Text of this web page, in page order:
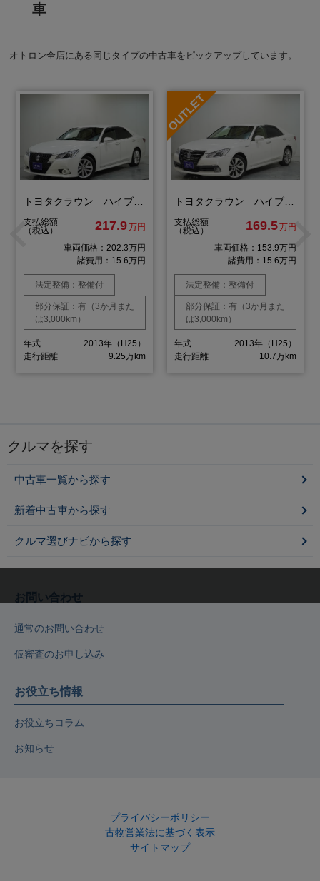
車
オトロン全店にある同じタイプの中古車をピックアップしています。
トヨタクラウン ハイブリッドアスリート Ｓ
支払総額
（税込）
217.9万円
車両価格：202.3万円
諸費用：15.6万円
法定整備：整備付
部分保証：有（3か月また
は3,000km）
年式
2013年（H25）
走行距離
9.25万km
トヨタクラウン ハイブリッドロイヤルサルーン
支払総額
（税込）
169.5万円
車両価格：153.9万円
諸費用：15.6万円
法定整備：整備付
部分保証：有（3か月また
は3,000km）
年式
2013年（H25）
走行距離
10.7万km
クルマを探す
中古車一覧から探す
新着中古車から探す
クルマ選びナビから探す
お問い合わせ
通常のお問い合わせ
仮審査のお申し込み
お役立ち情報
お役立ちコラム
お知らせ
プライバシーポリシー
古物営業法に基づく表示
サイトマップ